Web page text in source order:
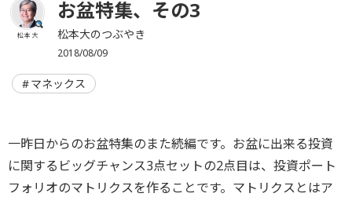
松本 大
お盆特集、その3
松本大のつぶやき
2018/08/09
マネックス
一昨日からのお盆特集のまた続編です。お盆に出来る投資
に関するビッグチャンス3点セットの2点目は、投資ポート
フォリオのマトリクスを作ることです。マトリクスとはア